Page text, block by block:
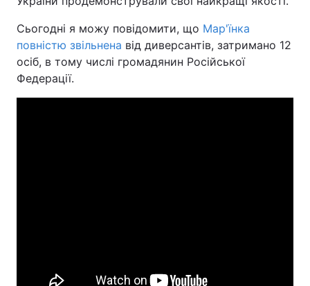
Сьогодні я можу повідомити, що Мар'їнка
повністю звільнена від диверсантів, затримано 12
осіб, в тому числі громадянин Російської
Федерації.